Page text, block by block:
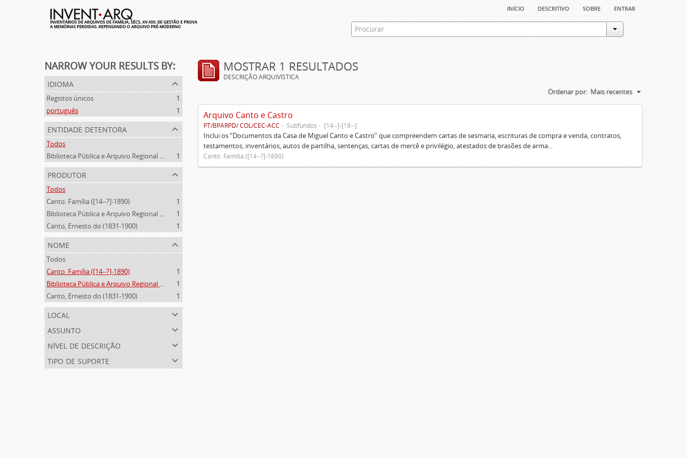
início descritivo sobre entrar
NARROW YOUR RESULTS BY:
idioma
Registos únicos
1
português
1
entidade detentora
Todos
Biblioteca Pública e Arquivo Regional de Ponta Delgada
1
produtor
Todos
Canto. Família ([14--?]-1890)
1
Biblioteca Pública e Arquivo Regional de Ponta Delgada (1841- )
1
Canto, Ernesto do (1831-1900)
1
nome
Todos
Canto. Família ([14--?]-1890)
1
Biblioteca Pública e Arquivo Regional de Ponta Delgada (1841- )
1
Canto, Ernesto do (1831-1900)
1
local
assunto
nível de descrição
tipo de suporte
MOSTRAR 1 RESULTADOS
DESCRIÇÃO ARQUIVÍSTICA
Ordenar por: Mais recentes
Arquivo Canto e Castro
PT/BPARPD/ COL/CEC-ACC Subfundos [14--]-[18--]
Inclui os “Documentos da Casa de Miguel Canto e Castro” que compreendem cartas de sesmaria, escrituras de compra e venda, contratos,
testamentos, inventários, autos de partilha, sentenças, cartas de mercê e privilégio, atestados de brasões de arma...
Canto. Família ([14--?]-1890)